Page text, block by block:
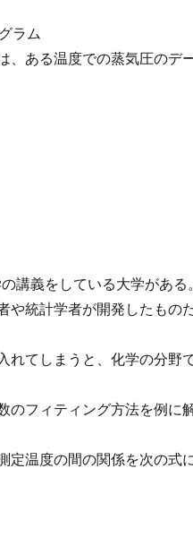
ラム
、ある温度での蒸気圧のデ
義をしている大学がある。
統計学者が開発したもの
てしまうと、化学の分野
フィティング方法を例に解
温度の間の関係を次の式